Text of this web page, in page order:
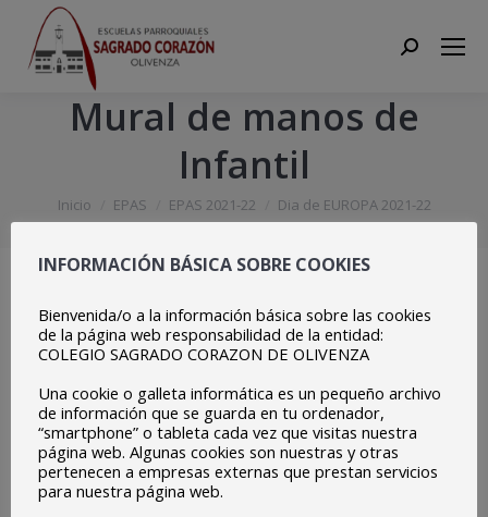
Search:
Mural de manos de
Infantil
Estás aquí:
Inicio EPAS EPAS 2021-22
Dia de EUROPA 2021-22
Dia de Europa 2022.- Mural de manos de Educación
Impresionante mural de huellas de manos elaborado por D.
Manuel Domínguez con los alumnos y maestras de infantil
de las Escuelas Parroquiales del Sagrado Corazón con
motivo del Día de Europa 2022 (9 de mayo).
INFORMACIÓN BÁSICA SOBRE COOKIES
Bienvenida/o a la información básica sobre las cookies
de la página web responsabilidad de la entidad:
COLEGIO SAGRADO CORAZON DE OLIVENZA
Una cookie o galleta informática es un pequeño archivo
de información que se guarda en tu ordenador,
“smartphone” o tableta cada vez que visitas nuestra
página web. Algunas cookies son nuestras y otras
pertenecen a empresas externas que prestan servicios
para nuestra página web.